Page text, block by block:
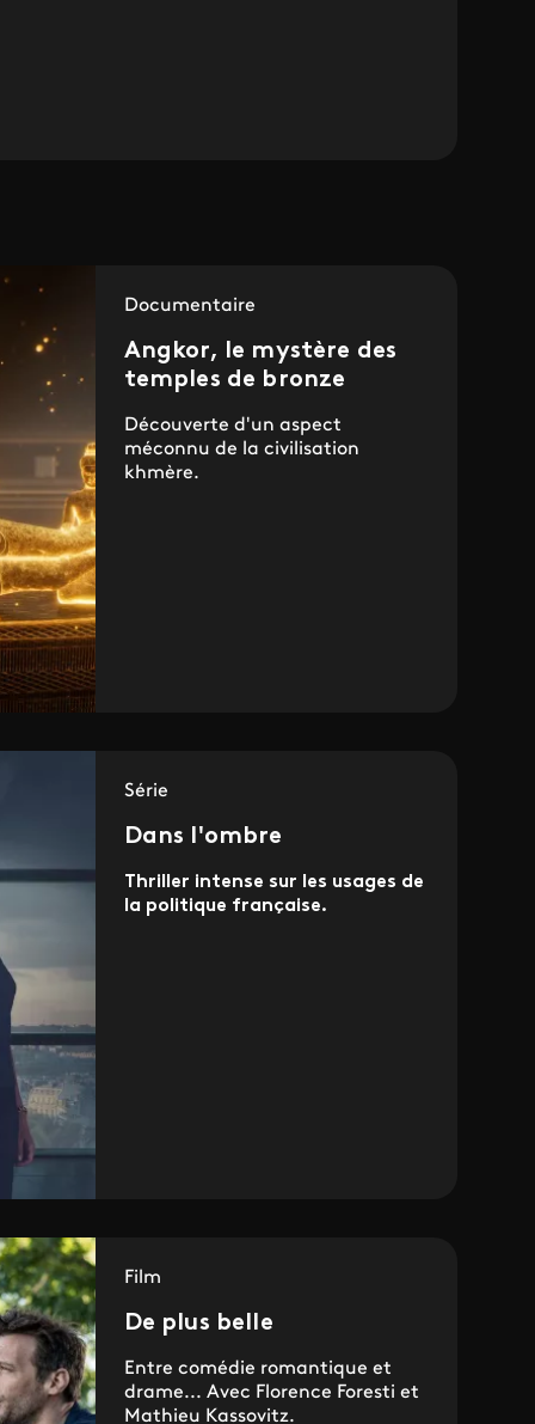
Documentaire
Angkor, le mystère des
temples de bronze
Découverte d'un aspect
méconnu de la civilisation
khmère.
Série
Dans l'ombre
Thriller intense sur les usages de
la politique française.
Film
De plus belle
Entre comédie romantique et
drame... Avec Florence Foresti et
Mathieu Kassovitz.